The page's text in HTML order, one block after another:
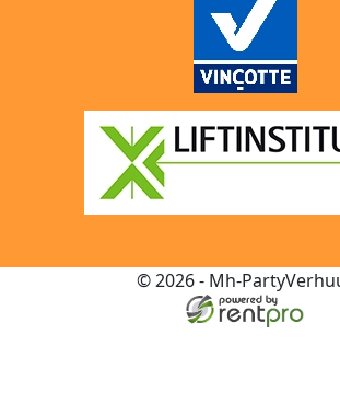
© 2026 - Mh-